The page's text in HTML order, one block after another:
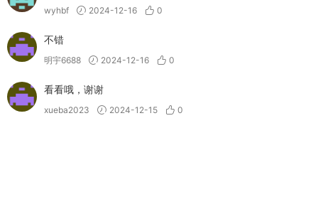
wyhbf 2024-12-16 0
不错
明宇6688 2024-12-16 0
看看哦，谢谢
xueba2023 2024-12-15 0